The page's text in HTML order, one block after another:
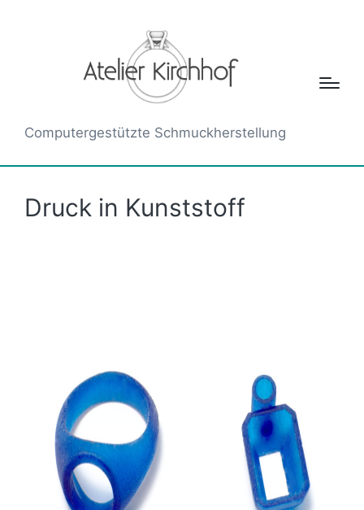
Computergestützte Schmuckherstellung
Druck in Kunststoff